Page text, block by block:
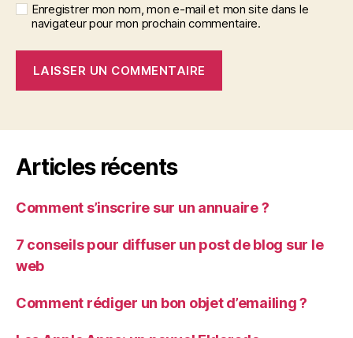
Enregistrer mon nom, mon e-mail et mon site dans le
navigateur pour mon prochain commentaire.
Articles récents
Comment s’inscrire sur un annuaire ?
7 conseils pour diffuser un post de blog sur le
web
Comment rédiger un bon objet d’emailing ?